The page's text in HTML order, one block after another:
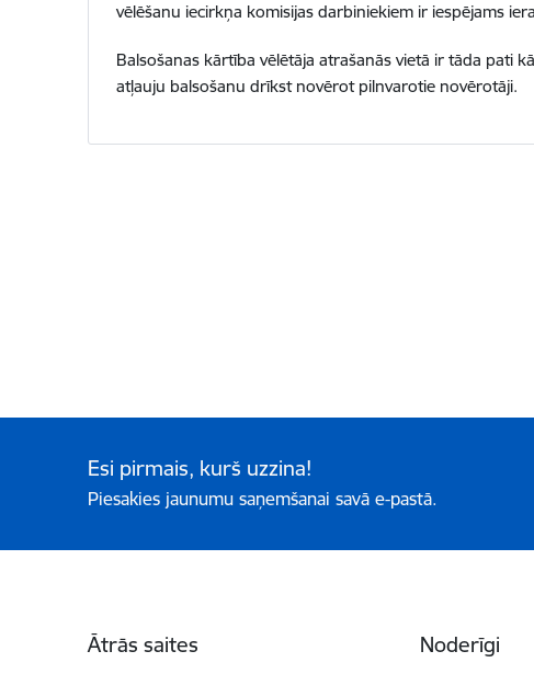
vēlēšanu iecirkņa komisijas darbiniekiem ir iespējams
Balsošanas kārtība vēlētāja atrašanās vietā ir tāda pati
atļauju balsošanu drīkst novērot pilnvarotie novērotāji.
Esi pirmais, kurš uzzina!
Piesakies jaunumu saņemšanai savā e-pastā.
Ātrās saites Noderīgi